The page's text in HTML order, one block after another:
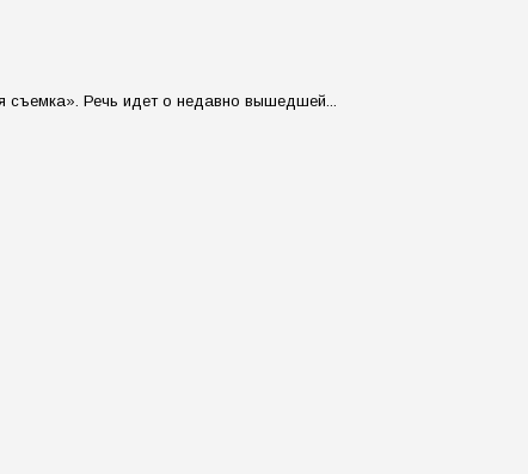
съемка». Речь идет о недавно вышедшей...